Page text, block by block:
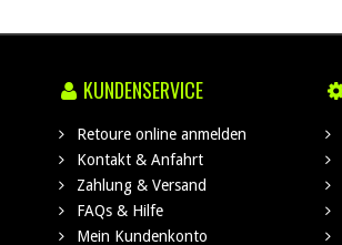
KUNDENSERVICE
Retoure online anmelden
Kontakt & Anfahrt
Zahlung & Versand
FAQs & Hilfe
Mein Kundenkonto